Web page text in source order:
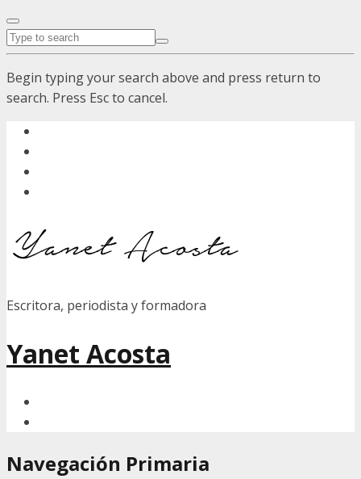
Begin typing your search above and press return to
search. Press Esc to cancel.
Escritora, periodista y formadora
Yanet Acosta
Navegación Primaria